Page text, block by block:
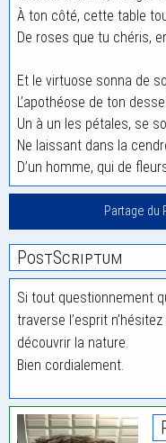
À ton côté, cette table
De roses que tu chéris,
Et le virtuose sonna de
L’apothéose de ton
Un à un les pétales, se
Ne laissant dans la
D’un homme, qui de
Partage
PostScriptum
Si tout questionnement
traverse l’esprit
découvrir la nature.
Bien cordialement.